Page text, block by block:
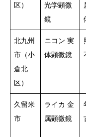
区）
光学顕微
鏡
北九州
市（小
倉北
区）
ニコン 実
体顕微鏡
久留米
市
ライカ 金
属顕微鏡